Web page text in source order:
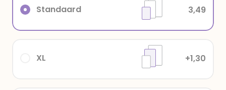
XL +1,30
Standaard 3,49